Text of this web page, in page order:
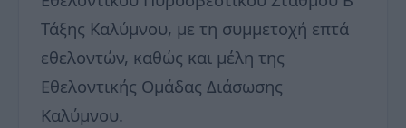
Τάξης Καλύμνου, με τη συμμετοχή επτά
εθελοντών, καθώς και μέλη της
Εθελοντικής Ομάδας Διάσωσης
Καλύμνου.